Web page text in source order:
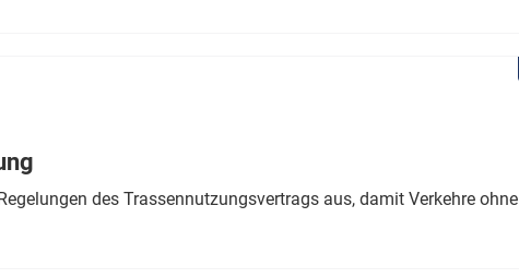
des Trassennutzungsvertrags aus, damit Verkehre ohne